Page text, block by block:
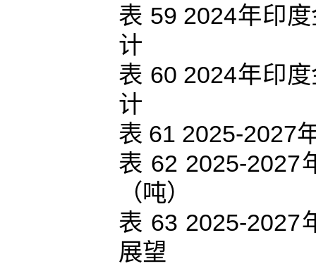
表 59 2024年印
计
表 60 2024年印
计
表 61 2025-2027
表 62 2025-2027
（吨）
表 63 2025-2027
展望